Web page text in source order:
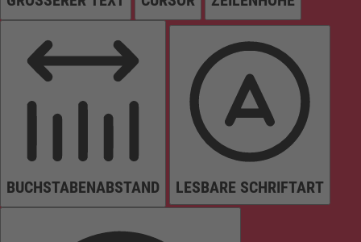
BUCHSTABENABSTAND LESBARE SCHRIFTART